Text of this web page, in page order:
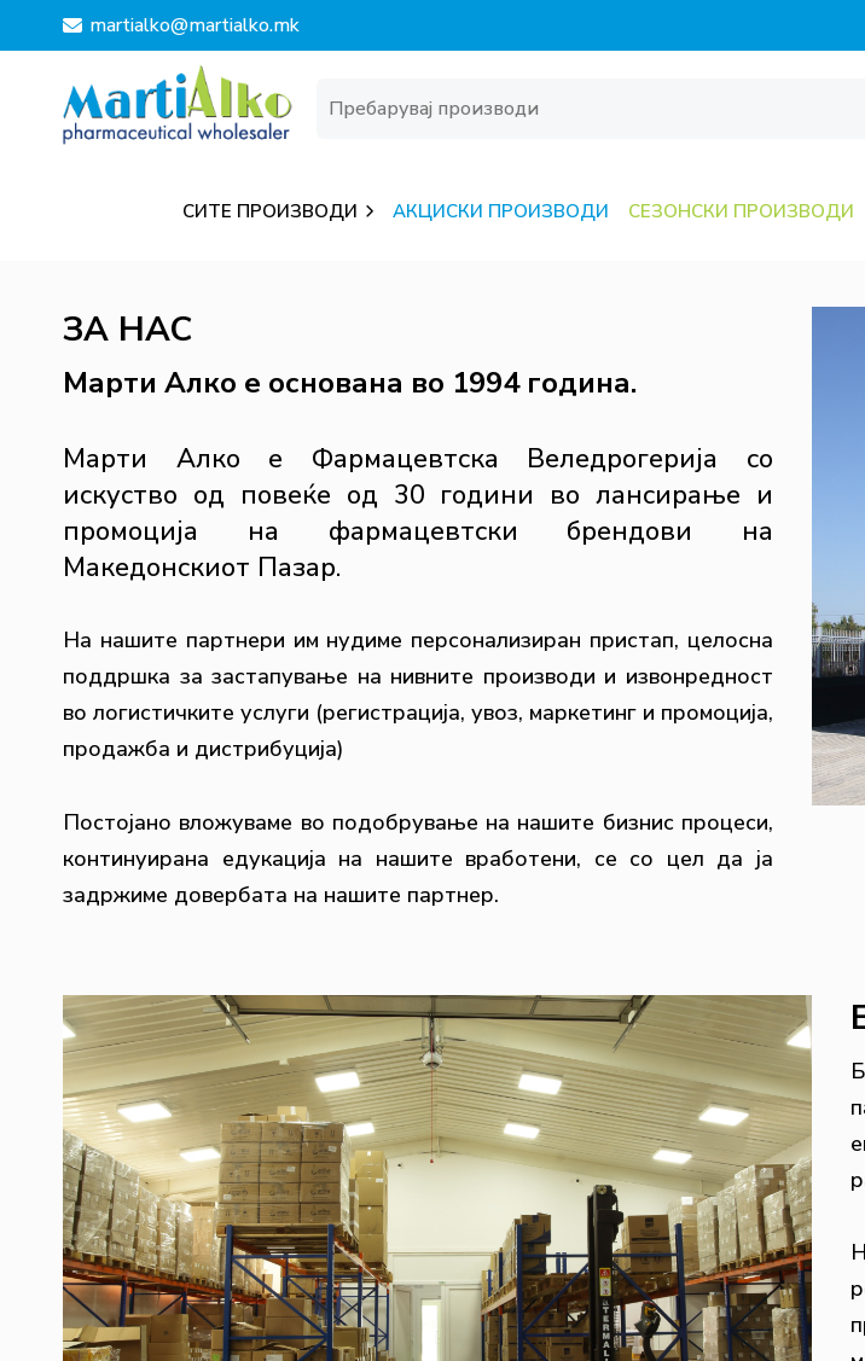
martialko@martialko.mk
СИТЕ ПРОИЗВОДИ АКЦИСКИ ПРОИЗВОДИ СЕЗОНСКИ ПРОИЗВОДИ
ЗА НАС
Марти Алко е основана во 1994 година.
Марти Алко е Фармацевтска Веледрогерија со
искуство од повеќе од 30 години во лансирање и
промоција на фармацевтски брендови на
Македонскиот Пазар.
На нашите партнери им нудиме персонализиран пристап, целосна
поддршка за застапување на нивните производи и извонредност
во логистичките услуги (регистрација, увоз, маркетинг и промоција,
продажба и дистрибуција)
Постојано вложуваме во подобрување на нашите бизнис процеси,
континуирана едукација на нашите вработени, се со цел да ja
задржиме довербата на нашите партнер.